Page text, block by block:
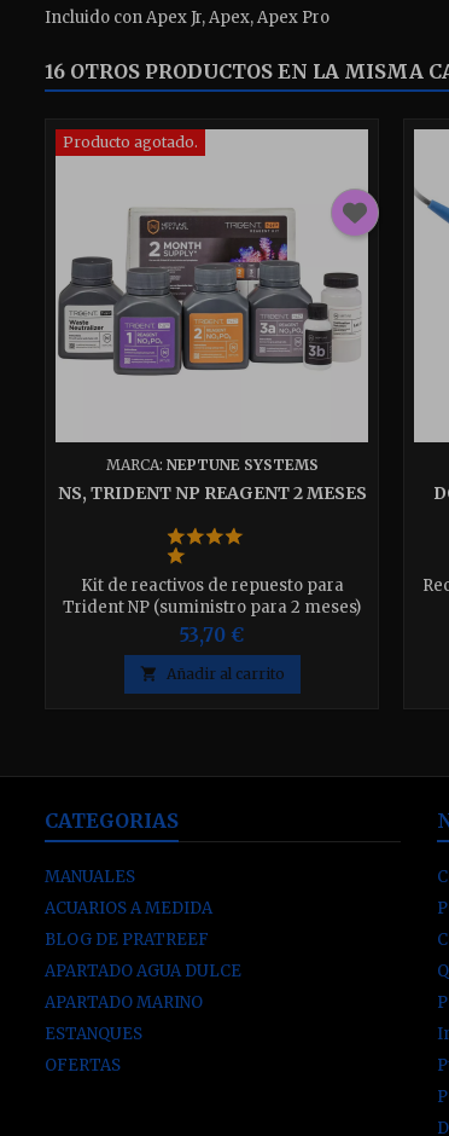
Incluido con Apex Jr, Apex, Apex Pro
16 OTROS PRODUCTOS EN LA MISMA
Producto agotado.
MARCA: NEPTUNE SYSTEMS
NS, TRIDENT NP REAGENT 2 MESES
Kit de reactivos de repuesto para
Trident NP (suministro para 2 meses)
53,70 €
 Añadir al carrito
CATEGORIAS
MANUALES
ACUARIOS A MEDIDA
BLOG DE PRATREEF
APARTADO AGUA DULCE
APARTADO MARINO
ESTANQUES
OFERTAS